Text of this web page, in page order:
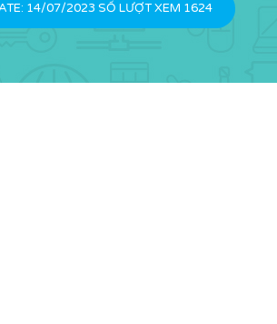
14/07/2023 SỐ LƯỢT XEM 1624